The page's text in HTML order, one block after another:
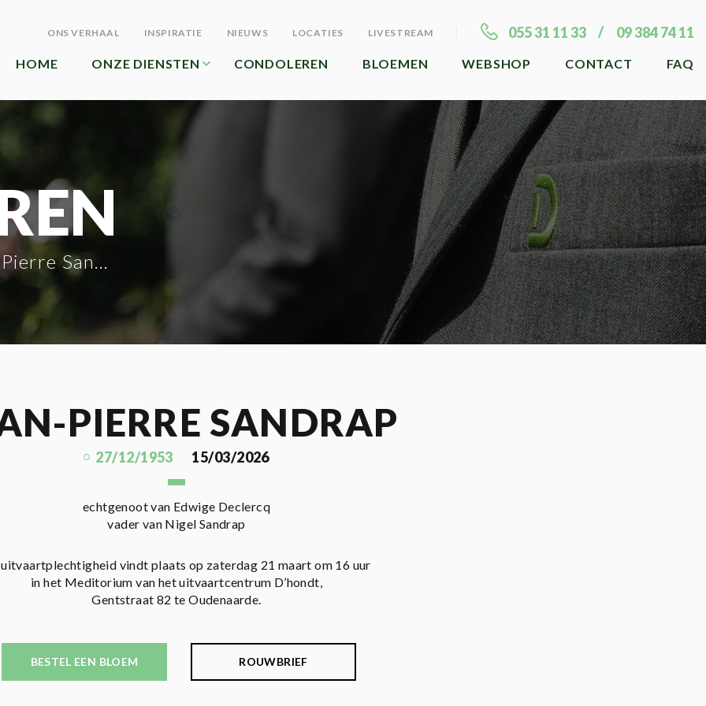
ONS VERHAAL INSPIRATIE NIEUWS LOCATIES LIVESTREAM 055 31 11 33 09 384 74 11
HOME ONZE DIENSTEN CONDOLEREN BLOEMEN WEBSHOP CONTACT FAQ
Sandrap
PIERRE SANDRAP
27/12/1953 15/03/2026
echtgenoot van Edwige Declercq
vader van Nigel Sandrap
vindt plaats op zaterdag 21 maart om 16 uur
in het Meditorium van het uitvaartcentrum D’hondt,
Gentstraat 82 te Oudenaarde.
BESTEL EEN BLOEM ROUWBRIEF